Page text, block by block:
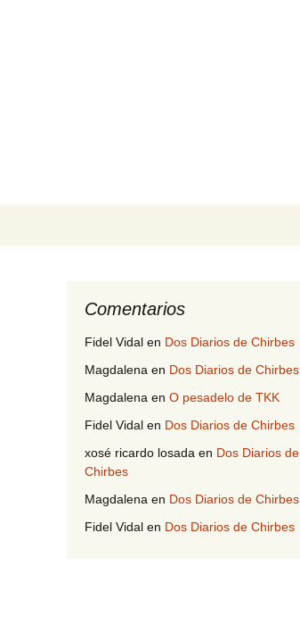
Comentarios
Fidel Vidal en Dos Diarios de Chirbes
Magdalena en Dos Diarios de Chirbes
Magdalena en O pesadelo de TKK
Fidel Vidal en Dos Diarios de Chirbes
xosé ricardo losada en Dos Diarios de
Chirbes
Magdalena en Dos Diarios de Chirbes
Fidel Vidal en Dos Diarios de Chirbes